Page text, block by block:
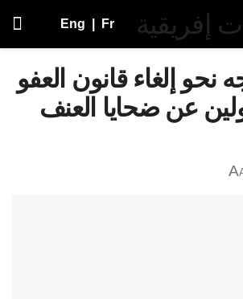
Eng Fr
نحو إلغاء قانون العفو
عن ضحايا العنف
A